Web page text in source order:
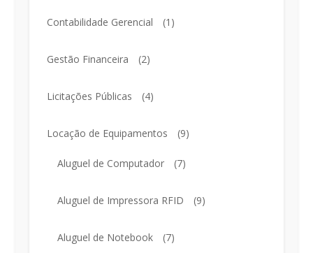
Contabilidade Gerencial (1)
Gestão Financeira (2)
Licitações Públicas (4)
Locação de Equipamentos (9)
Aluguel de Computador (7)
Aluguel de Impressora RFID (9)
Aluguel de Notebook (7)